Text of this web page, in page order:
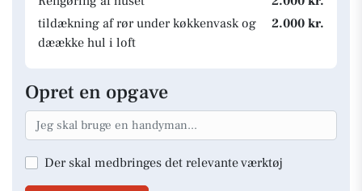
tildækning af rør under køkkenvask og
dæække hul i loft
2.000 kr.
Opret en opgave
Der skal medbringes det relevante værktøj